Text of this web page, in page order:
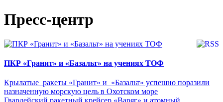
Пресс-центр
ПКР «Гранит» и «Базальт» на учениях ТОФ
Крылатые ракеты «Гранит» и «Базальт» успешно поразили
назначенную морскую цель в Охотском море